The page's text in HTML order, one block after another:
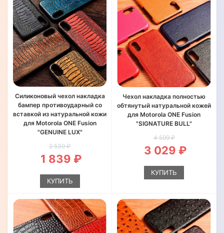
Силиконовый чехол накладка
бампер противоударный со
вставкой из натуральной кожи
для Motorola ONE Fusion
"GENUINE LUX"
2 539 ₽
1 839 ₽
КУПИТЬ
Чехол накладка полностью
обтянутый натуральной кожей
для Motorola ONE Fusion
"SIGNATURE BULL"
4 599 ₽
3 029 ₽
КУПИТЬ